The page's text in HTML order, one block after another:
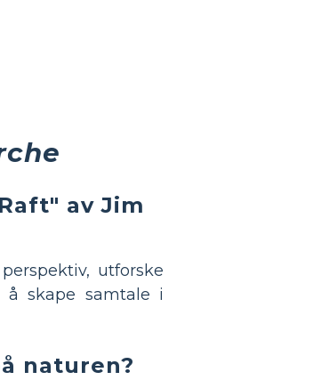
av Jim
utforske
skape samtale i
naturen?